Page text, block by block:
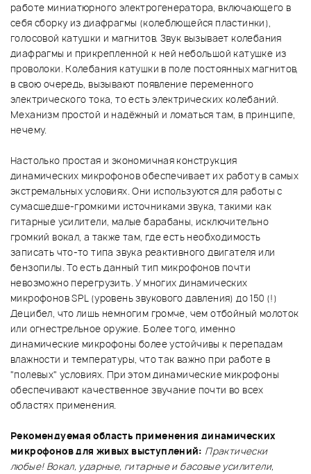
работе миниатюрного электрогенератора, включающего в
себя сборку из диафрагмы (колеблющейся пластинки),
голосовой катушки и магнитов. Звук вызывает колебания
диафрагмы и прикрепленной к ней небольшой катушке из
проволоки. Колебания катушки в поле постоянных магнитов,
в свою очередь, вызывают появление переменного
электрического тока, то есть электрических колебаний.
Механизм простой и надёжный и ломаться там, в принципе,
нечему.
Настолько простая и экономичная конструкция
динамических микрофонов обеспечивает их работу в самых
экстремальных условиях. Они используются для работы с
сумасшедше-громкими источниками звука, такими как
гитарные усилители, малые барабаны, исключительно
громкий вокал, а также там, где есть необходимость
записать что-то типа звука реактивного двигателя или
бензопилы. То есть данный тип микрофонов почти
невозможно перегрузить. У многих динамических
микрофонов SPL (уровень звукового давления) до 150 (!)
Децибел, что лишь немногим громче, чем отбойный молоток
или огнестрельное оружие. Более того, именно
динамические микрофоны более устойчивы к перепадам
влажности и температуры, что так важно при работе в
"полевых" условиях. При этом динамические микрофоны
обеспечивают качественное звучание почти во всех
областях применения.
Рекомендуемая область применения динамических
микрофонов для живых выступлений: Практически
любые! Вокал, ударные, гитарные и басовые усилители,